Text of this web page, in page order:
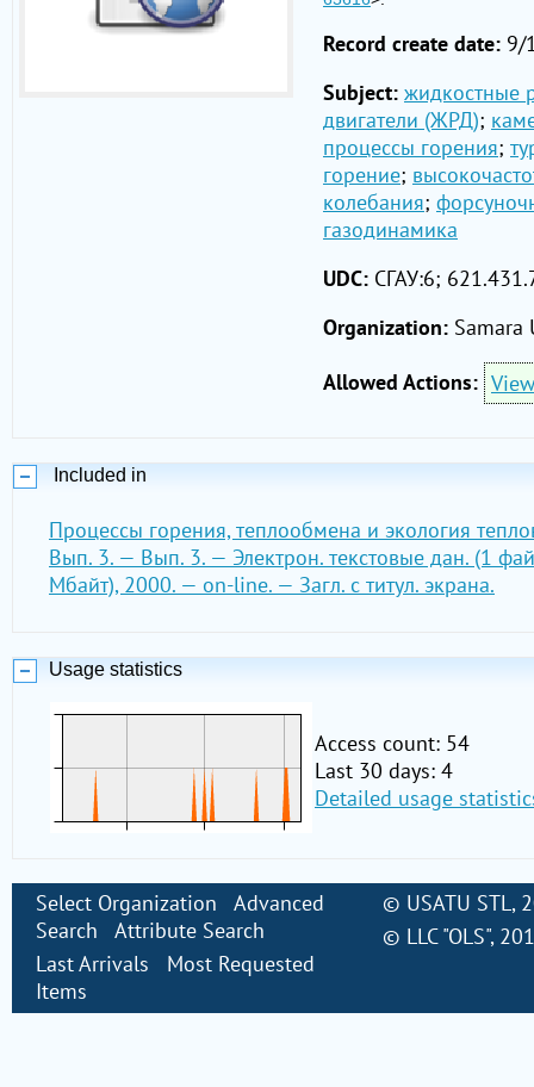
Record create date: 9/
Subject: жидкостные
двигатели (ЖРД);
процессы горения;
горение;
колебания;
газодинамика
UDC: СГАУ:6;
Organization: Samara
Allowed Actions: View
Included in
Процессы горения, теплообмена и экология
Вып. 3. — Вып. 3. — Электрон. текстовые дан. (1
Мбайт), 2000. — on-line. — Загл. с титул. экрана.
Usage statistics
Access count: 54
Last 30 days: 4
Detailed usage
Select Organization
Advanced
Search
Attribute Search
Last Arrivals
Most Requested
Items
© USATU STL,
© LLC "OLS",